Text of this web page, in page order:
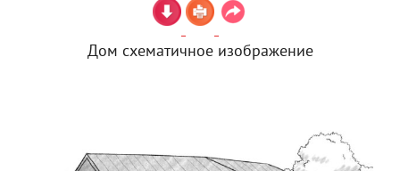
Дом схематичное изображение